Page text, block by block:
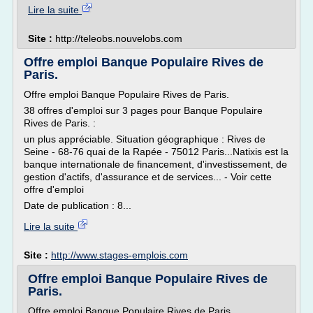
Lire la suite
Site : http://teleobs.nouvelobs.com
Offre emploi Banque Populaire Rives de
Paris.
Offre emploi Banque Populaire Rives de Paris.
38 offres d'emploi sur 3 pages pour Banque Populaire
Rives de Paris. :
un plus appréciable. Situation géographique : Rives de
Seine - 68-76 quai de la Rapée - 75012 Paris...Natixis est la
banque internationale de financement, d'investissement, de
gestion d'actifs, d'assurance et de services... - Voir cette
offre d'emploi
Date de publication : 8...
Lire la suite
Site : http://www.stages-emplois.com
Offre emploi Banque Populaire Rives de
Paris.